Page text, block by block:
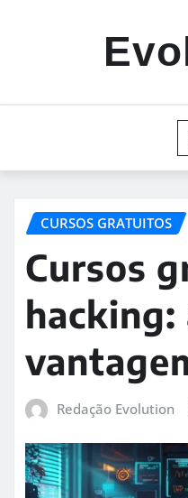
CURSOS GRATUITOS
Cursos
hacking:
Redação Evolution